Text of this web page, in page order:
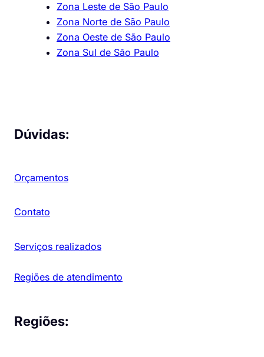
Zona Leste de São Paulo
Zona Norte de São Paulo
Zona Oeste de São Paulo
Zona Sul de São Paulo
Dúvidas:
Orçamentos
Contato
Serviços realizados
Regiões de atendimento
Regiões: